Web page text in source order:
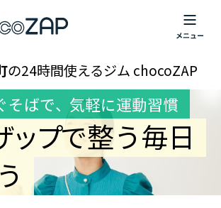
の24時間使えるジム chocoZAP
そばで、 気軽に運動習慣
ップで整う毎日